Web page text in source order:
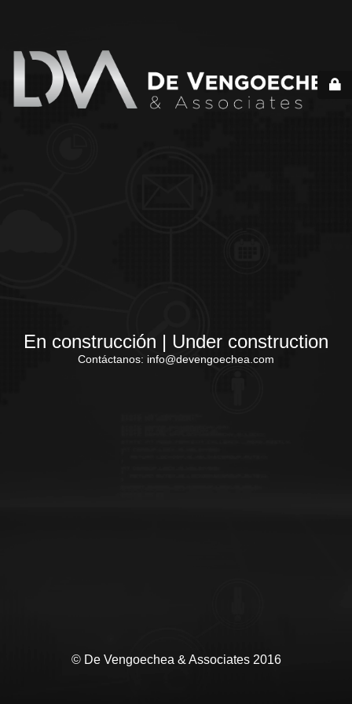
En construcción | Under construction
Contáctanos: info@devengoechea.com
© De Vengoechea & Associates 2016